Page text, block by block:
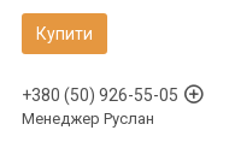
Купити
+380 (50) 926-55-05
Менеджер Руслан